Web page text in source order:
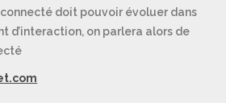
connecté doit pouvoir évoluer dans
d’interaction, on parlera alors de